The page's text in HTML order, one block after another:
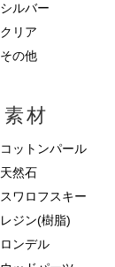
シルバー
クリア
その他
素材
コットンパール
天然石
スワロフスキー
レジン(樹脂)
ロンデル